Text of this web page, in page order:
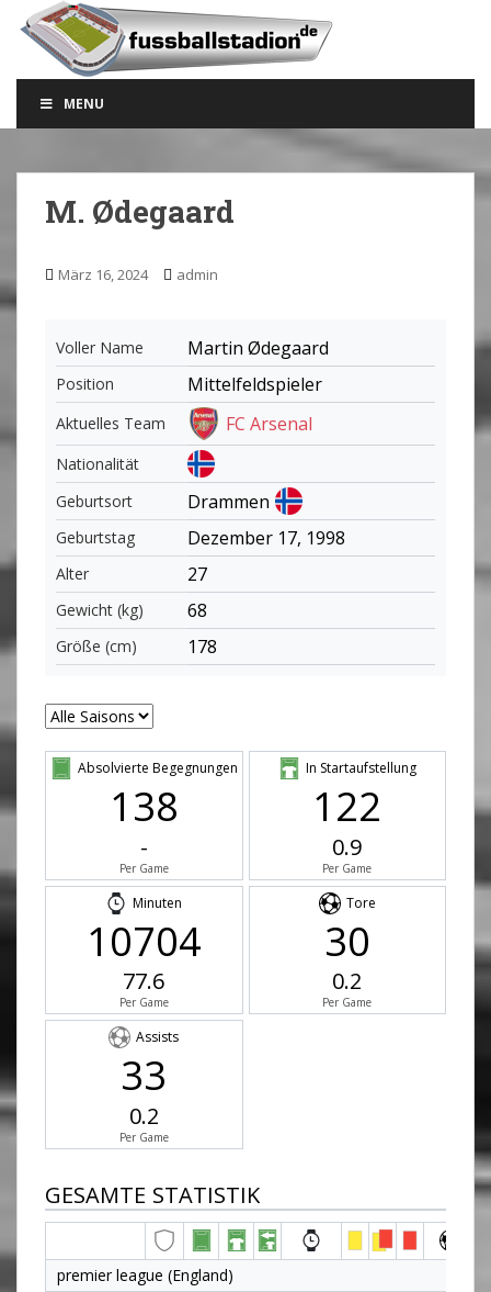
o
n
MENU
M. Ødegaard
März 16, 2024 admin
Voller Name Martin Ødegaard
Position Mittelfeldspieler
Aktuelles Team FC Arsenal
Nationalität
Geburtsort
Drammen
Geburtstag Dezember 17, 1998
Alter 27
Gewicht (kg) 68
Größe (cm) 178
Absolvierte Begegnungen
138
-
Per Game
In Startaufstellung
122
0.9
Per Game
Minuten
10704
77.6
Per Game
Tore
30
0.2
Per Game
Assists
33
0.2
Per Game
GESAMTE STATISTIK
premier league (England)